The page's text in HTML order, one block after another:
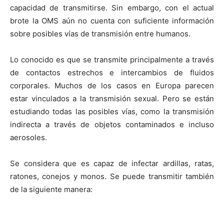
capacidad de transmitirse. Sin embargo, con el actual
brote la OMS aún no cuenta con suficiente información
sobre posibles vías de transmisión entre humanos.
Lo conocido es que se transmite principalmente a través
de contactos estrechos e intercambios de fluidos
corporales. Muchos de los casos en Europa parecen
estar vinculados a la transmisión sexual. Pero se están
estudiando todas las posibles vías, como la transmisión
indirecta a través de objetos contaminados e incluso
aerosoles.
Se considera que es capaz de infectar ardillas, ratas,
ratones, conejos y monos. Se puede transmitir también
de la siguiente manera: